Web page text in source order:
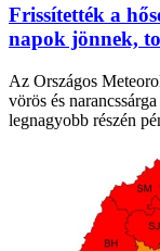
Frissítették a
napok jönnek,
Az Országos
vörös és
legnagyobb részén